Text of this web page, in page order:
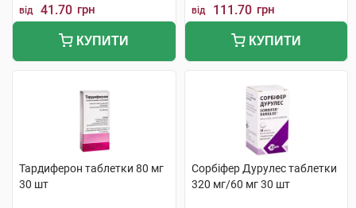
від 41.70 грн
КУПИТИ
від 111.70 грн
КУПИТИ
Тардиферон таблетки 80 мг
30 шт
Сорбіфер Дурулес таблетки
320 мг/60 мг 30 шт